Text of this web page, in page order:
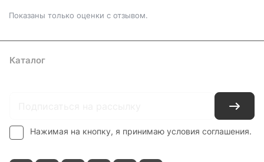
Показаны только оценки с отзывом.
Каталог
Нажимая на кнопку, я принимаю условия соглашения.